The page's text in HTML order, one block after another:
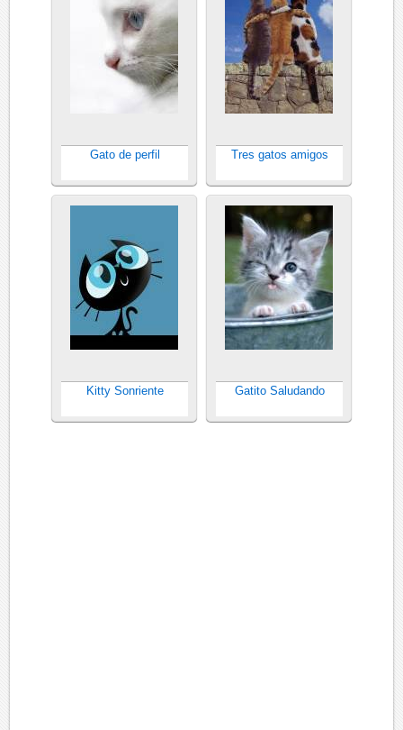
Gato de perfil Tres gatos amigos
Kitty Sonriente Gatito Saludando